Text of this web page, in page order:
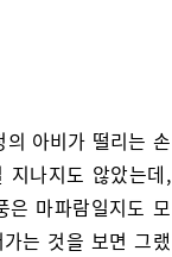
아비가 떨리는 손
지나지도 않았는데,
은 마파람일지도 모
는 것을 보면 그랬